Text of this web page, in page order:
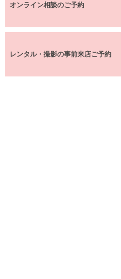
オンライン相談のご予約
レンタル・撮影の事前来店ご予約